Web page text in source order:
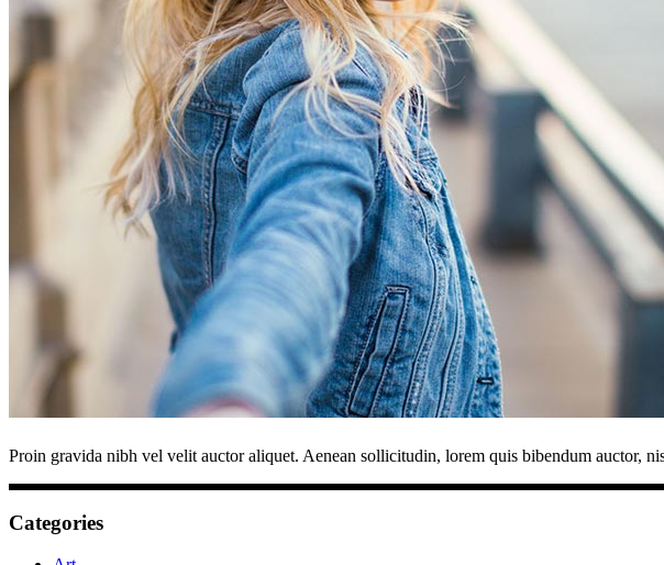
Proin gravida nibh vel velit auctor aliquet. Aenean sollicitudin, lorem quis bibendum auctor,
Categories